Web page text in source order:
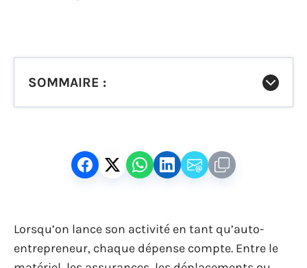
SOMMAIRE :
Lorsqu’on lance son activité en tant qu’auto-
entrepreneur, chaque dépense compte. Entre le